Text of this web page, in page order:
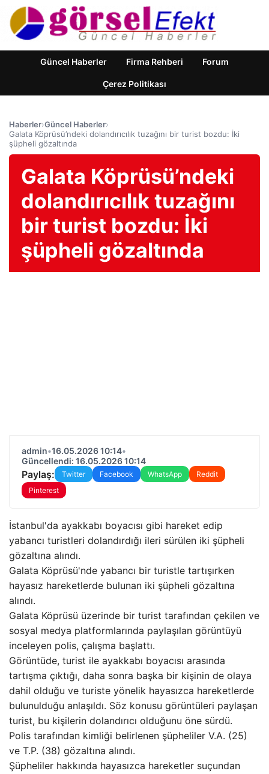
Güncel Haberler Firma Rehberi Forum
Çerez Politikası
Haberler›Güncel Haberler›
Galata Köprüsü’ndeki dolandırıcılık tuzağını bir turist bozdu: İki
şüpheli gözaltında
Galata Köprüsü’ndeki
dolandırıcılık tuzağını
bir turist bozdu: İki
şüpheli gözaltında
admin•16.05.2026 10:14•
Güncellendi: 16.05.2026 10:14
Paylaş: Twitter Facebook WhatsApp
Reddit
Pinterest
İstanbul'da ayakkabı boyacısı gibi hareket edip
yabancı turistleri dolandırdığı ileri sürülen iki şüpheli
gözaltına alındı.
Galata Köprüsü'nde yabancı bir turistle tartışırken
hayasız hareketlerde bulunan iki şüpheli gözaltına
alındı.
Galata Köprüsü üzerinde bir turist tarafından çekilen ve
sosyal medya platformlarında paylaşılan görüntüyü
inceleyen polis, çalışma başlattı.
Görüntüde, turist ile ayakkabı boyacısı arasında
tartışma çıktığı, daha sonra başka bir kişinin de olaya
dahil olduğu ve turiste yönelik hayasızca hareketlerde
bulunulduğu anlaşıldı. Söz konusu görüntüleri paylaşan
turist, bu kişilerin dolandırıcı olduğunu öne sürdü.
Polis tarafından kimliği belirlenen şüpheliler V.A. (25)
ve T.P. (38) gözaltına alındı.
Şüpheliler hakkında hayasızca hareketler suçundan